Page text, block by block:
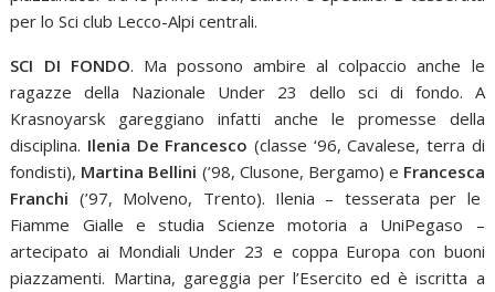
per lo Sci club Lecco-Alpi centrali.
SCI DI FONDO. Ma possono ambire al colpaccio anche le
ragazze della Nazionale Under 23 dello sci di fondo. A
Krasnoyarsk gareggiano infatti anche le promesse della
disciplina. Ilenia De Francesco (classe ‘96, Cavalese, terra di
fondisti), Martina Bellini (’98, Clusone, Bergamo) e Francesca
Franchi (’97, Molveno, Trento). Ilenia – tesserata per le
Fiamme Gialle e studia Scienze motoria a UniPegaso –
artecipato ai Mondiali Under 23 e coppa Europa con buoni
piazzamenti. Martina, gareggia per l’Esercito ed è iscritta a